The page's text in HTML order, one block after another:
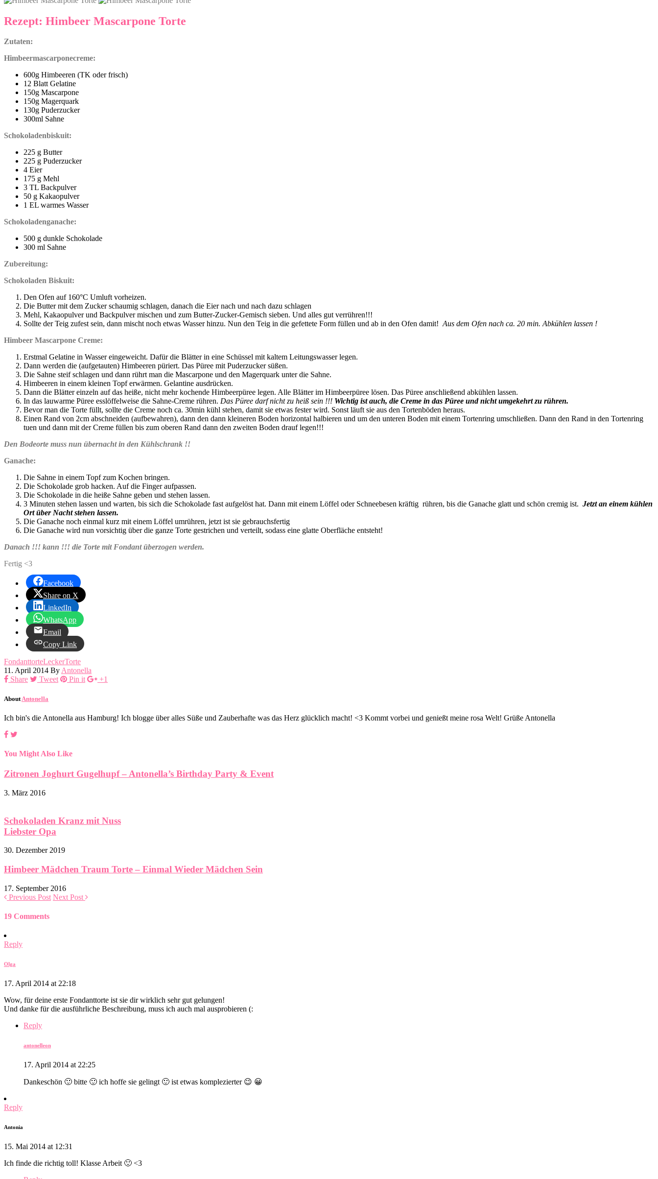
Rezept: Himbeer Mascarpone Torte
Zutaten:
Himbeermascarponecreme:
600g Himbeeren (TK oder frisch)
12 Blatt Gelatine
150g Mascarpone
150g Magerquark
130g Puderzucker
300ml Sahne
Schokoladenbiskuit:
225 g Butter
225 g Puderzucker
4 Eier
175 g Mehl
3 TL Backpulver
50 g Kakaopulver
1 EL warmes Wasser
Schokoladenganache:
500 g dunkle Schokolade
300 ml Sahne
Zubereitung:
Schokoladen Biskuit:
Den Ofen auf 160°C Umluft vorheizen.
Die Butter mit dem Zucker schaumig schlagen, danach die Eier nach und nach dazu schlagen
Mehl, Kakaopulver und Backpulver mischen und zum Butter-Zucker-Gemisch sieben. Und alles gut verrühren!!!
Sollte der Teig zufest sein, dann mischt noch etwas Wasser hinzu. Nun den Teig in die gefettete Form füllen und ab in den Ofen damit!Aus dem Ofen nach ca. 20 min. Abkühlen lassen !
Himbeer Mascarpone Creme:
Erstmal Gelatine in Wasser eingeweicht. Dafür die Blätter in eine Schüssel mit kaltem Leitungswasser legen.
Dann werden die (aufgetauten) Himbeeren püriert. Das Püree mit Puderzucker süßen.
Die Sahne steif schlagen und dann rührt man die Mascarpone und den Magerquark unter die Sahne.
Himbeeren in einem kleinen Topf erwärmen. Gelantine ausdrücken.
Dann die Blätter einzeln auf das heiße, nicht mehr kochende Himbeerpüree legen. Alle Blätter im Himbeerpüree lösen. Das Püree anschließend abkühlen lassen.
In das lauwarme Püree esslöffelweise die Sahne-Creme rühren. Das Püree darf nicht zu heiß sein !!! Wichtig ist auch, die Creme in das Püree und nicht umgekehrt zu rühren.
Bevor man die Torte füllt, sollte die Creme noch ca. 30min kühl stehen, damit sie etwas fester wird. Sonst läuft sie aus den Tortenböden heraus.
Einen Rand von 2cm abschneiden (aufbewahren), dann den dann kleineren Boden horizontal halbieren und um den unteren Boden mit einem Tortenring umschließen. Dann den Rand in den Tortenring
tuen und dann mit der Creme füllen bis zum oberen Rand dann den zweiten Boden drauf legen!!!
Den Bodeorte muss nun übernacht in den Kühlschrank !!
Ganache:
Die Sahne in einem Topf zum Kochen bringen.
Die Schokolade grob hacken. Auf die Finger aufpassen.
Die Schokolade in die heiße Sahne geben und stehen lassen.
3 Minuten stehen lassen und warten, bis sich die Schokolade fast aufgelöst hat. Dann mit einem Löffel oder Schneebesen kräftig rühren, bis die Ganache glatt und schön cremig ist. Jetzt an einem kühlen
Ort über Nacht stehen lassen.
Die Ganache noch einmal kurz mit einem Löffel umrühren, jetzt ist sie gebrauchsfertig
Die Ganache wird nun vorsichtig über die ganze Torte gestrichen und verteilt, sodass eine glatte Oberfläche entsteht!
Danach !!! kann !!! die Torte mit Fondant überzogen werden.
Fertig <3
Facebook
Share on X
LinkedIn
WhatsApp
Email
Copy Link
FondanttorteLeckerTorte
11. April 2014 ByAntonella
Share
Tweet Pin it +1
About Antonella
Ich bin's die Antonella aus Hamburg! Ich blogge über alles Süße und Zauberhafte was das Herz glücklich macht! <3 Kommt vorbei und genießt meine rosa Welt! Grüße Antonella
You Might Also Like
Zitronen Joghurt Gugelhupf – Antonella’s Birthday Party & Event
3. März 2016
Schokoladen Kranz mit Nuss
Liebster Opa
30. Dezember 2019
Himbeer Mädchen Traum Torte – Einmal Wieder Mädchen Sein
17. September 2016
Previous Post Next Post
19 Comments
Reply
Olga
17. April 2014 at 22:18
Wow, für deine erste Fondanttorte ist sie dir wirklich sehr gut gelungen!
Und danke für die ausführliche Beschreibung, muss ich auch mal ausprobieren (:
Reply
antonelleon
17. April 2014 at 22:25
Dankeschön 🙂 bitte 🙂 ich hoffe sie gelingt 🙂 ist etwas komplezierter 😉 😀
Reply
Antonia
15. Mai 2014 at 12:31
Ich finde die richtig toll! Klasse Arbeit 🙂 <3